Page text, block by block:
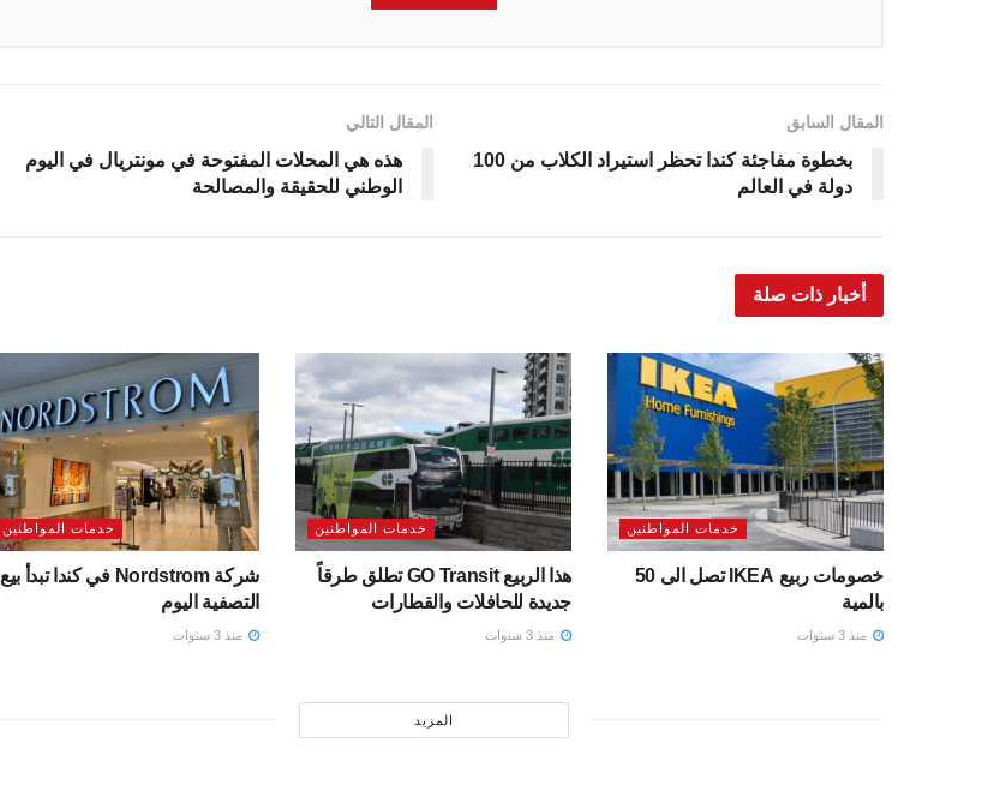
المقال السابق
بخطوة مفاجئة كندا تحظر استيراد الكلاب من 100
دولة في العالم
المقال التالي
هذه هي المحلات المفتوحة في مونتريال في اليوم
الوطني للحقيقة والمصالحة
أخبار ذات صلة
خدمات المواطنين
خصومات ربيع IKEA تصل الى 50
بالمية
منذ 3 سنوات
خدمات المواطنين
هذا الربيع GO Transit تطلق طرقاً
جديدة للحافلات والقطارات
منذ 3 سنوات
خدمات المواطنين
شركة Nordstrom في كندا تبدأ بيع
التصفية اليوم
منذ 3 سنوات
المزيد